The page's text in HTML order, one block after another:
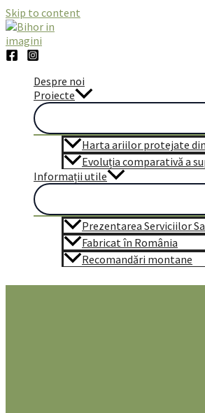
Skip to content
Despre noi
Proiecte
Harta ariilor protejate
Evoluția comparativă a
Informații utile
Prezentarea Serviciilor
Fabricat în România
Recomandări montane